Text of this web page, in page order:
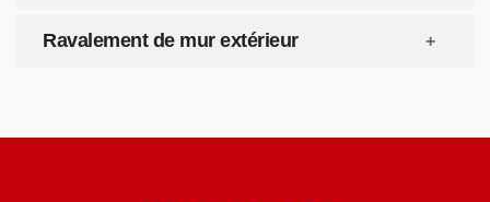
Ravalement de mur extérieur